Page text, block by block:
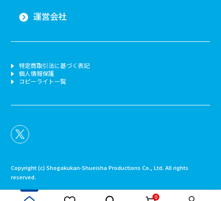
運営会社
特定商取引法に基づく表記
個人情報保護
コピーライト一覧
Copyright (c) Shogakukan-Shueisha Productions Co., Ltd. All rights
reserved.
0